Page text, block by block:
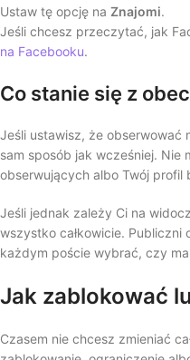
Ustaw tę opcję na Znajomi.
Jeśli chcesz przeczytać, jak
na Facebooku.
Co stanie się z
Jeśli ustawisz, że obserwować
sam sposób jak wcześniej.
obserwujących albo Twój profil
Jeśli jednak zależy Ci na
wszystko całkowicie.
każdym poście wybrać, czy
Jak zablokować
Czasem nie chcesz zmieniać